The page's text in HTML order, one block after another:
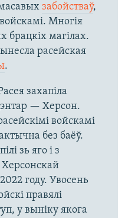
забойстваў,
Многія
брацкіх магілах.
расейская
.
захапіла
— Херсон.
войскамі
без баёў.
зь яго і з
Херсонскай
году. Увосень
правялі
у выніку якога